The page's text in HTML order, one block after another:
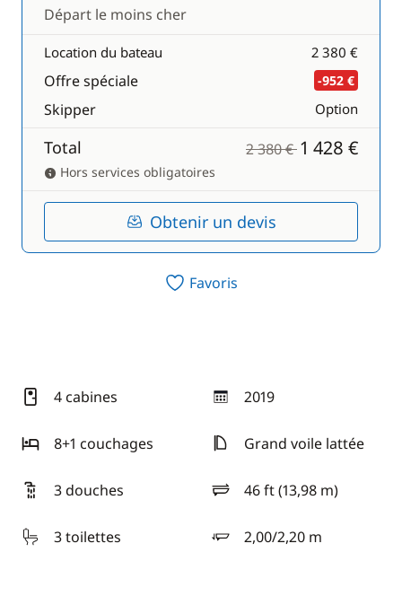
Départ le moins cher
Location du bateau 2 380 €
Offre spéciale -952 €
Skipper Option
Total 2 380 €1 428 €
Hors services obligatoires
Obtenir un devis
Favoris
4 cabines 2019
année
8+1 couchages
Grand voile lattée
3 douches 46 ft (13,98 m)
longueur
3 toilettes
2,00/2,20 m
tirant d'eau